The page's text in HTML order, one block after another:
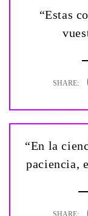
“Estas
“En la
paciencia,